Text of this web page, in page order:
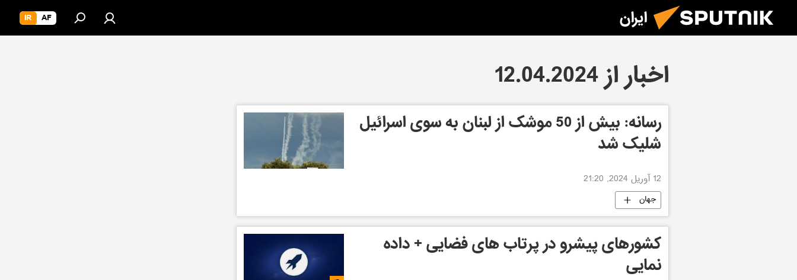
ایران AF
IR
اخبار از 12.04.2024
رسانه: بیش از 50 موشک از لبنان به سوی اسرائیل
شلیک شد
12 آوریل 2024, 21:20
جهان
کشورهای پیشرو در پرتاب های فضایی + داده
نمایی